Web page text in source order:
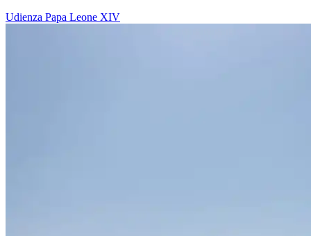
Udienza Papa Leone XIV